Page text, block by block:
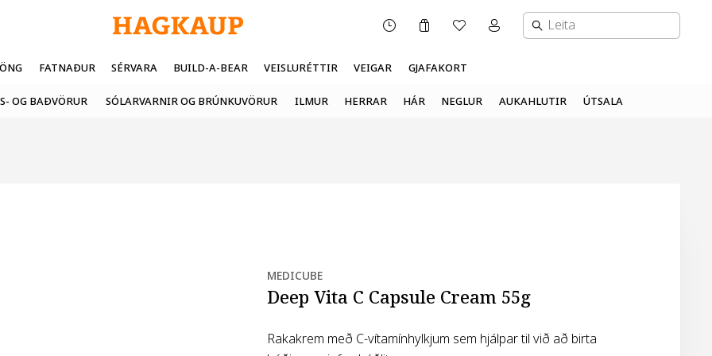
Karfa ÓskalistiMínar síður valmynd
FATNAÐUR SÉRVARA BUILD-A-BEAR VEISLURÉTTIR VEIGAR GJAFAKORT
OG BAÐVÖRUR SÓLARVARNIR OG BRÚNKUVÖRUR ILMUR HERRAR HÁR NEGLUR AUKAHLUTIR ÚTSALA
MEDICUBE
Deep Vita C Capsule Cream 55g
Rakakrem með C-vítamínhylkjum sem hjálpar til við að birta